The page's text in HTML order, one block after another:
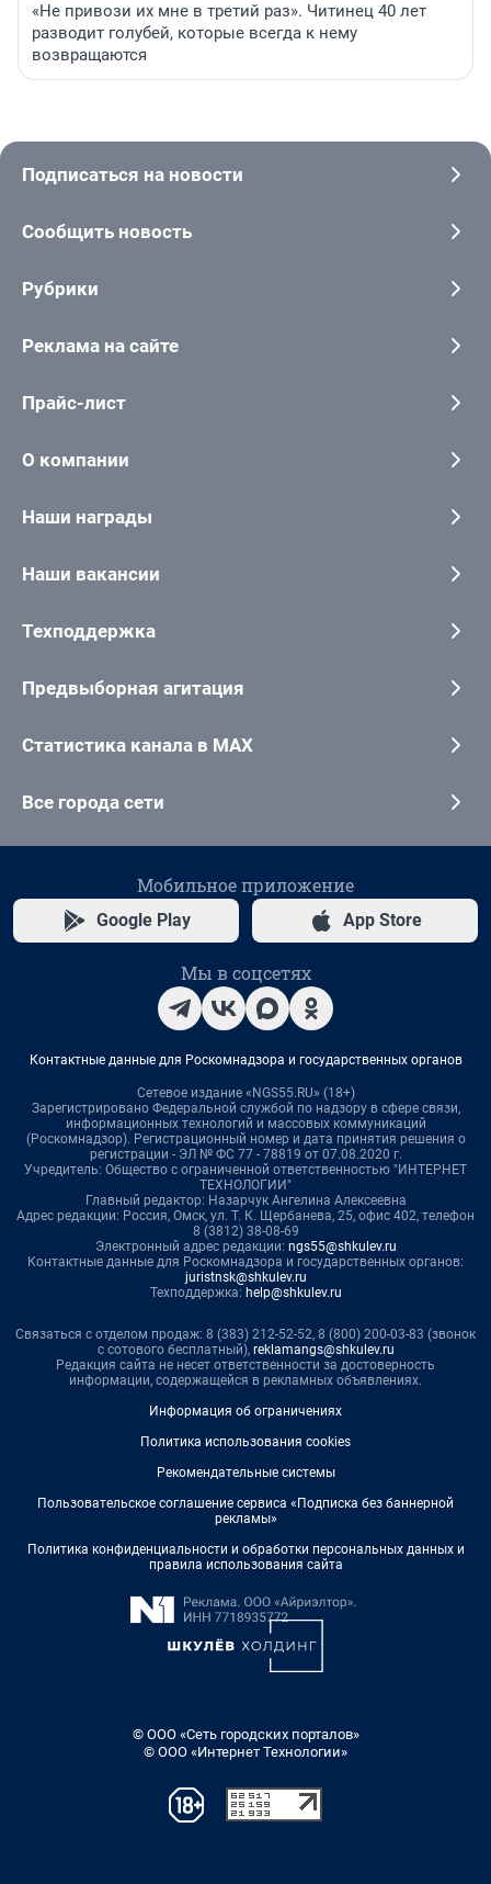
«Не привози их мне в третий раз». Читинец 40 лет
разводит голубей, которые всегда к нему
возвращаются
Подписаться на новости
Сообщить новость
Рубрики
Реклама на сайте
Прайс-лист
О компании
Наши награды
Наши вакансии
Техподдержка
Предвыборная агитация
Статистика канала в MAX
Все города сети
Мобильное приложение
Google Play App Store
Мы в соцсетях
Контактные данные для Роскомнадзора и государственных органов
Сетевое издание «NGS55.RU» (18+)
Зарегистрировано Федеральной службой по надзору в сфере связи,
информационных технологий и массовых коммуникаций
(Роскомнадзор). Регистрационный номер и дата принятия решения о
регистрации - ЭЛ № ФС 77 - 78819 от 07.08.2020 г.
Учредитель: Общество с ограниченной ответственностью "ИНТЕРНЕТ
ТЕХНОЛОГИИ"
Главный редактор: Назарчук Ангелина Алексеевна
Адрес редакции: Россия, Омск, ул. Т. К. Щербанева, 25, офис 402, телефон
8 (3812) 38-08-69
Электронный адрес редакции: ngs55@shkulev.ru
Контактные данные для Роскомнадзора и государственных органов:
juristnsk@shkulev.ru
Техподдержка: help@shkulev.ru
Связаться с отделом продаж: 8 (383) 212-52-52, 8 (800) 200-03-83 (звонок
с сотового бесплатный), reklamangs@shkulev.ru
Редакция сайта не несет ответственности за достоверность
информации, содержащейся в рекламных объявлениях.
Информация об ограничениях
Политика использования cookies
Рекомендательные системы
Пользовательское соглашение сервиса «Подписка без баннерной
рекламы»
Политика конфиденциальности и обработки персональных данных и
правила использования сайта
© ООО «Сеть городских порталов»
© ООО «Интернет Технологии»